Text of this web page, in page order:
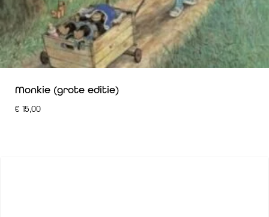
Monkie (grote editie)
€ 15,00